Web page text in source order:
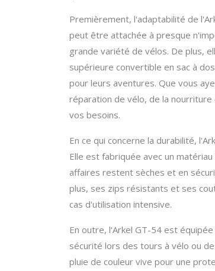
Premièrement, l'adaptabilité de
peut être attachée à presque
grande variété de vélos. De plus,
supérieure convertible en sac à
pour leurs aventures. Que vous
réparation de vélo, de la
vos besoins.
En ce qui concerne la durabilité,
Elle est fabriquée avec un
affaires restent sèches et en
plus, ses zips résistants et ses
cas d'utilisation intensive.
En outre, l'Arkel GT-54 est
sécurité lors des tours à vélo ou
pluie de couleur vive pour une